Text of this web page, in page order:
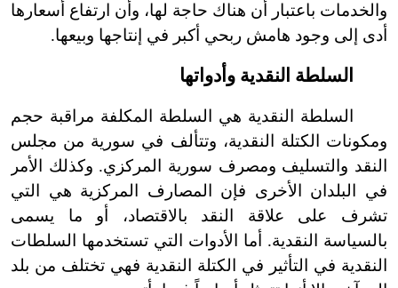
والخدمات باعتبار أن هناك حاجة لها، وأن ارتفاع أسعارها
أدى إلى وجود هامش ربحي أكبر في إنتاجها وبيعها.
السلطة النقدية وأدواتها
السلطة النقدية هي السلطة المكلفة مراقبة حجم
ومكونات الكتلة النقدية، وتتألف في سورية من مجلس
النقد والتسليف ومصرف سورية المركزي. وكذلك الأمر
في البلدان الأخرى فإن المصارف المركزية هي التي
تشرف على علاقة النقد بالاقتصاد، أو ما يسمى
بالسياسة النقدية. أما الأدوات التي تستخدمها السلطات
النقدية في التأثير في الكتلة النقدية فهي تختلف من بلد